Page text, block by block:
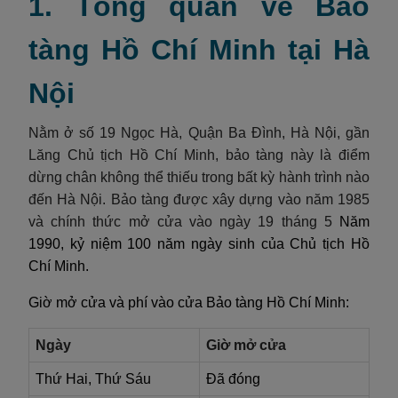
tàng Hồ Chí Minh tại Hà
Nội
Nằm ở số 19 Ngọc Hà, Quận Ba Đình, Hà Nội, gần
Lăng Chủ tịch Hồ Chí Minh, bảo tàng này là điểm
dừng chân không thể thiếu trong bất kỳ hành trình nào
đến Hà Nội. Bảo tàng được xây dựng vào năm 1985
và chính thức mở cửa vào ngày 1 9 tháng 5 Năm
1990, kỷ niệm 100 năm ngày sinh của Chủ tịch Hồ
Chí Minh.
Giờ mở cửa và phí vào cửa Bảo tàng Hồ Chí Minh:
Ngày Giờ mở cửa
Thứ Hai, Thứ Sáu Đã đóng